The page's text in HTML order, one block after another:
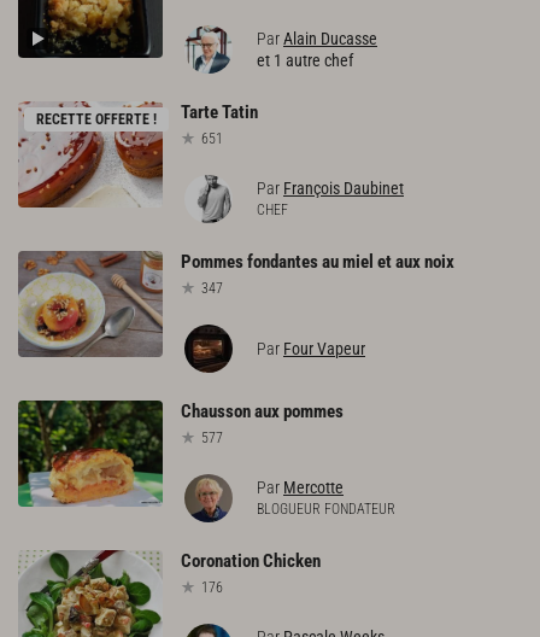
ParAlain Ducasse
et 1 autre chef
RECETTE OFFERTE ! TarteTatin
651
Par François Daubinet
CHEF
Pommesfondantesaumiel etauxnoix
347
Par Four Vapeur
Chaussonauxpommes
577
Par Mercotte
BLOGUEUR FONDATEUR
CoronationChicken
176